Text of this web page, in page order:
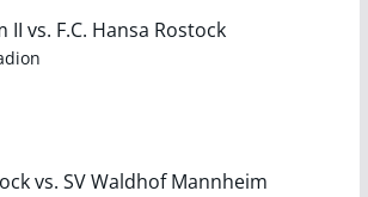
II vs. F.C. Hansa Rostock
vs. SV Waldhof Mannheim